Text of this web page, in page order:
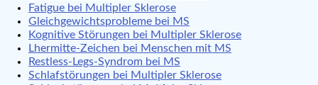
Fatigue bei Multipler Sklerose
Gleichgewichtsprobleme bei MS
Kognitive Störungen bei Multipler Sklerose
Lhermitte-Zeichen bei Menschen mit MS
Restless-Legs-Syndrom bei MS
Schlafstörungen bei Multipler Sklerose